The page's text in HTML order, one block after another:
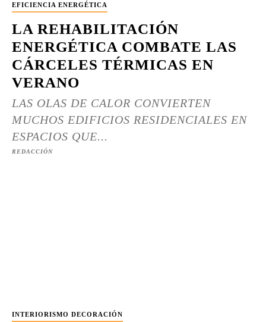
EFICIENCIA ENERGÉTICA
LA REHABILITACIÓN
ENERGÉTICA COMBATE LAS
CÁRCELES TÉRMICAS EN
VERANO
LAS OLAS DE CALOR CONVIERTEN
MUCHOS EDIFICIOS RESIDENCIALES EN
ESPACIOS QUE...
REDACCIÓN
INTERIORISMO DECORACIÓN